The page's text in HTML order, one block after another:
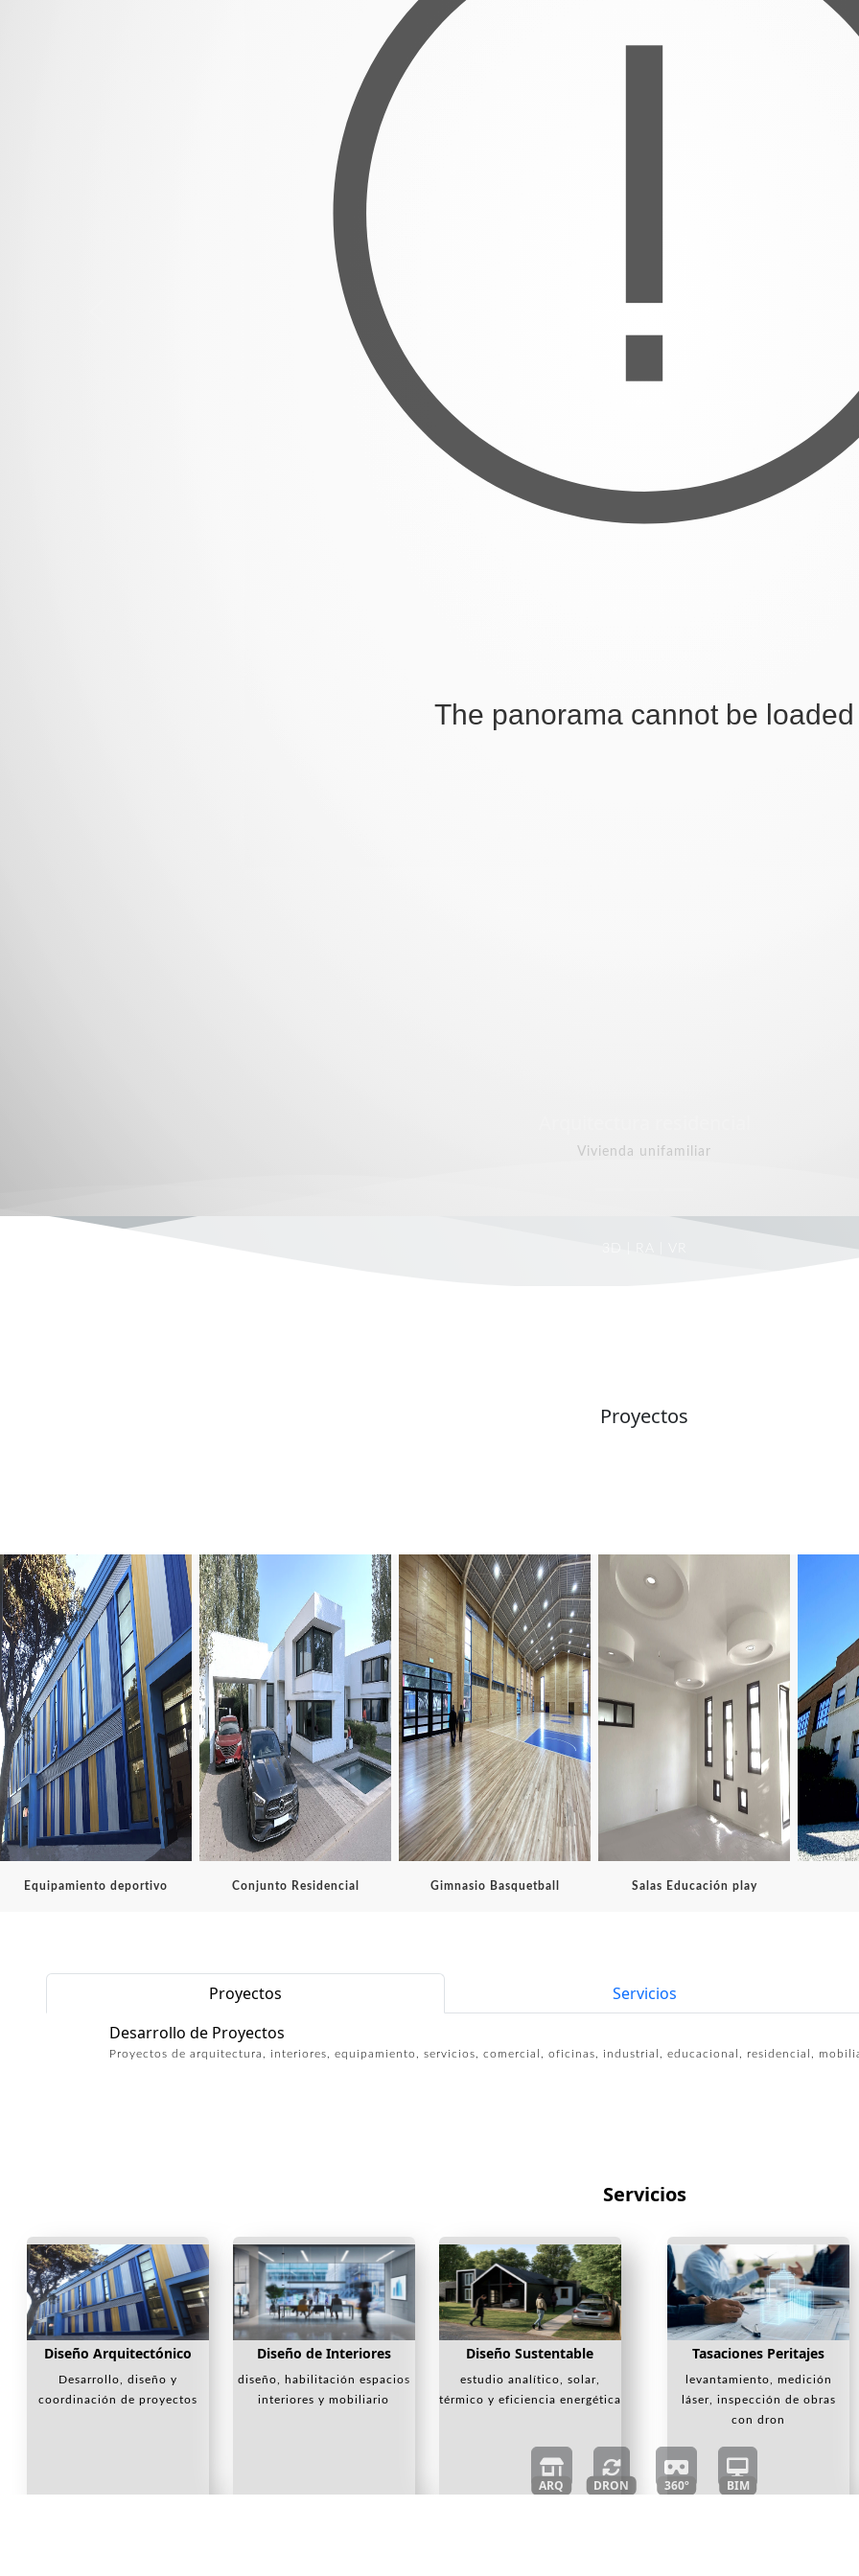
Proyectos
Equipamiento deportivo Conjunto Residencial Gimnasio Basquetball Salas Educación play
Proyectos Servicios
Desarrollo de Proyectos
Proyectos de arquitectura, interiores, equipamiento, servicios, comercial, oficinas, industrial, educacional, residencial,
Servicios
Diseño Arquitectónico
Desarrollo, diseño y
coordinación de proyectos
Diseño de Interiores
diseño, habilitación espacios
interiores y mobiliario
Diseño Sustentable
estudio analítico, solar,
térmico y eficiencia energética
Tasaciones Peritajes
levantamiento, medición
láser, inspección de obras
con dron
ARQ DRON 360º BIM